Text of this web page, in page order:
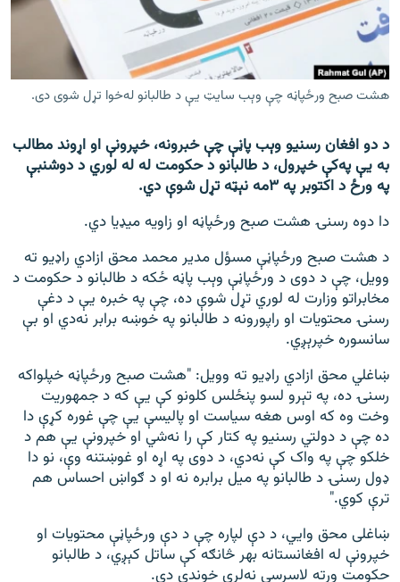
اړیکه
دري پاڼه
Azadi English
راسره ملګري شئ
د ازادې اروپا/ ازادي راډيو ټولې پاڼې
هشت صبح ورځپاڼه چې وېب سايټ يې د طالبانو له‌خوا تړل شوی دی.
د دو افغان رسنیو وېب پاڼې چې خبرونه، خپرونې او اړوند مطالب
به یې په‌کې خپرول، د طالبانو د حکومت له له لوري د دوشنبې
په ورځ د اکتوبر په ۳مه نېټه تړل شوې دي.
دا دوه رسنۍ هشت صبح ورځپاڼه او زاویه میډیا دي.
د هشت صبح ورځپاڼې مسؤل مدیر محمد محق ازادي راډیو ته
وویل، چې د دوی د ورځپاڼې وېب پاڼه ځکه د طالبانو د حکومت د
مخابراتو وزارت له لوري تړل شوې ده، چې په خبره یې د دغې
رسنۍ محتویات او راپورونه د طالبانو په خوښه برابر نه‌دي او بې
سانسوره خپرېږي.
ښاغلي محق ازادي راډیو ته وویل: "هشت صبح ورځپاڼه خپلواکه
رسنۍ ده، په تېرو لسو پنځلس کلونو کې یې که د جمهوریت
وخت وه که اوس هغه سیاست او پالیسې یې چې غوره کړې دا
ده چې د دولتي رسنیو په کتار کې را نه‌شي او خپرونې یې هم د
خلکو چې په واک کې نه‌دي، د دوی په اړه او غوښتنه وې، نو دا
ډول رسنۍ د طالبانو په میل برابره نه او د ګواښ احساس هم
ترې کوي."
ښاغلی محق وایي، د دې لپاره چې د دې ورځپاڼې محتویات او
خپرونې له افغانستانه بهر څانګه کې ساتل کېږي، د طالبانو
حکومت ورته لاسرسی نه‌لري خوندي دي.